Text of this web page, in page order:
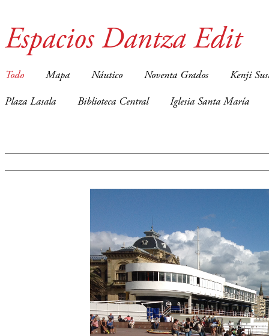
Espacios Dantza Edit
Todo Mapa Náutico Noventa Grados Kenji
Plaza Lasala Biblioteca Central Iglesia Santa María